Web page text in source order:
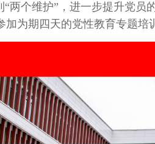
“两个维护”，进一步提升党
加为期四天的党性教育专题培